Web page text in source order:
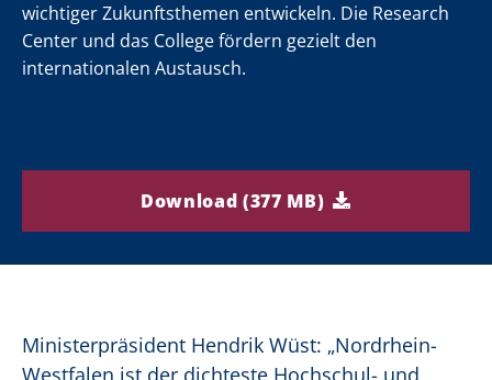
wichtiger Zukunftsthemen entwickeln. Die Research
Center und das College fördern gezielt den
internationalen Austausch.
Download (377 MB)
Ministerpräsident Hendrik Wüst: „Nordrhein-
Westfalen ist der dichteste Hochschul- und